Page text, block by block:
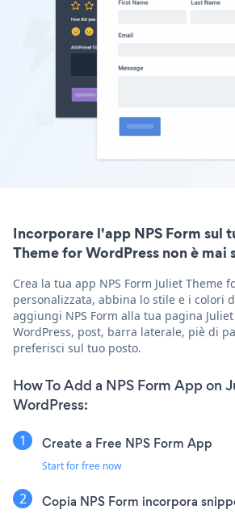
Incorporare l'app NPS Form sul
Theme for WordPress non è
Crea la tua app NPS Form Juliet Theme
personalizzata, abbina lo stile e i colori
aggiungi NPS Form alla tua pagina
WordPress, post, barra laterale, piè di
preferisci sul tuo posto.
How To Add a NPS Form App on
WordPress:
Create a Free NPS Form App
Start for free now
Copia NPS Form incorpora